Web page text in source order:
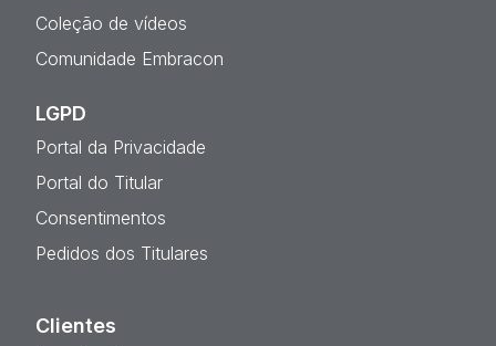
Coleção de vídeos
Comunidade Embracon
LGPD
Portal da Privacidade
Portal do Titular
Consentimentos
Pedidos dos Titulares
Clientes